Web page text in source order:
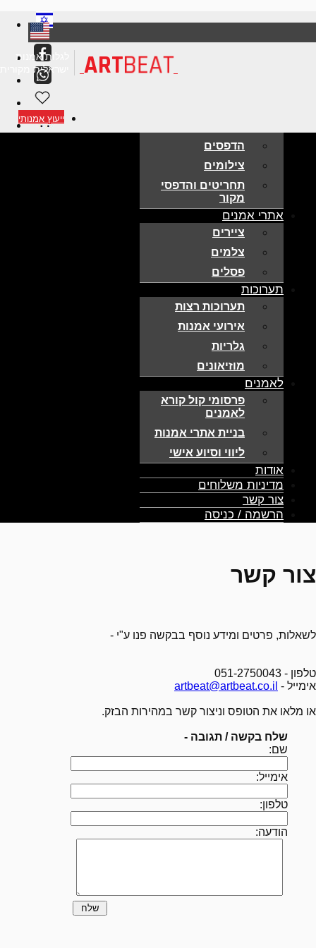
לגלות אמנות
ישראלית מקורית
ARTBEAT
ייעוץ אמנותי
הדפסים
צילומים
תחריטים והדפסי
מקור
אתרי אמנים
ציירים
צלמים
פסלים
תערוכות
תערוכות רצות
אירועי אמנות
גלריות
מוזיאונים
לאמנים
פרסומי קול קורא
לאמנים
בניית אתרי אמנות
ליווי וסיוע אישי
אודות
מדיניות משלוחים
צור קשר
הרשמה / כניסה
צור קשר
לשאלות, פרטים ומידע נוסף בבקשה פנו ע"י -
טלפון - 051-2750043
אימייל - artbeat@artbeat.co.il
או מלאו את הטופס וניצור קשר במהירות הבזק.
שלח בקשה / תגובה -
שם:
אימייל:
טלפון:
הודעה: